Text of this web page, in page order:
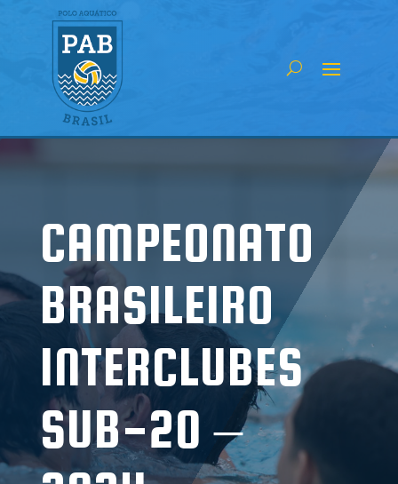
CAMPEONATO
BRASILEIRO
INTERCLUBES
SUB-20 –